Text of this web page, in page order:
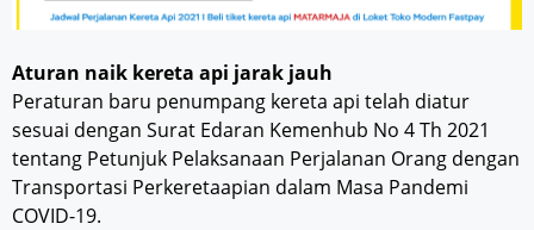
Aturan naik kereta api jarak jauh
Peraturan baru penumpang kereta api telah diatur
sesuai dengan Surat Edaran Kemenhub No 4 Th 2021
tentang Petunjuk Pelaksanaan Perjalanan Orang dengan
Transportasi Perkeretaapian dalam Masa Pandemi
COVID-19.